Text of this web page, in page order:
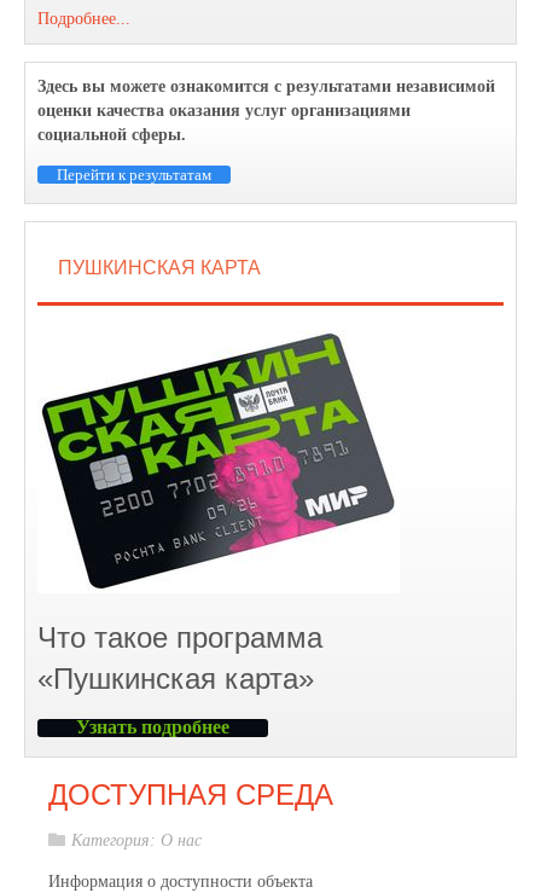
Подробнее...
Здесь вы можете ознакомится с результатами независимой
оценки качества оказания услуг организациями
социальной сферы.
Перейти к результатам
ПУШКИНСКАЯ КАРТА
Что такое программа
«Пушкинская карта»
Узнать подробнее
ДОСТУПНАЯ СРЕДА
Категория: О нас
Информация о доступности объекта